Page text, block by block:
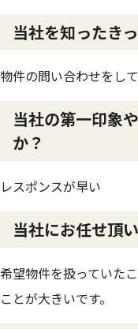
当社を知ったき
物件の問い合わせをし
当社の第一印象
か？
レスポンスが早い
当社にお任せ頂
希望物件を扱っていた
ことが大きいです。